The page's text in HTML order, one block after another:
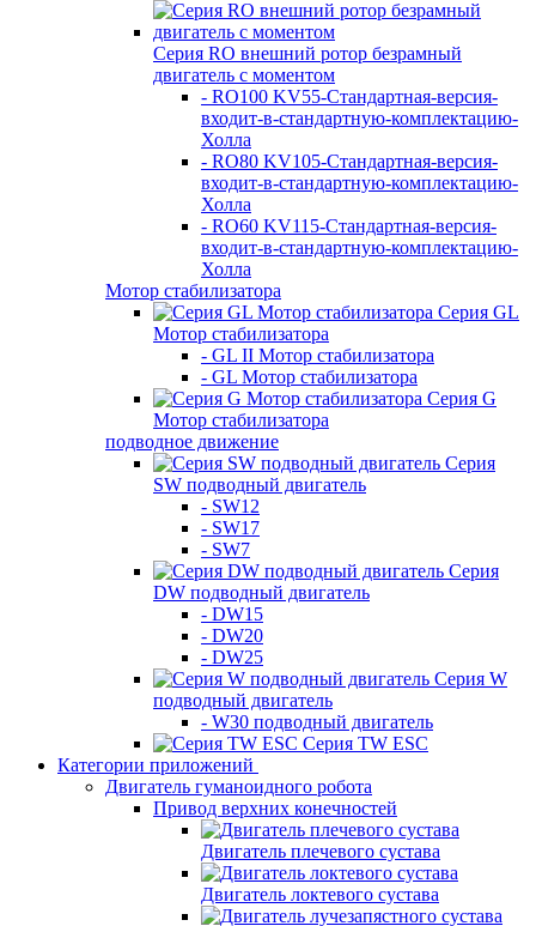
Серия RO внешний ротор безрамный
двигатель с моментом
- RO100 KV55-Стандартная-версия-
входит-в-стандартную-комплектацию-
Холла
- RO80 KV105-Стандартная-версия-
входит-в-стандартную-комплектацию-
Холла
- RO60 KV115-Стандартная-версия-
входит-в-стандартную-комплектацию-
Холла
Мотор стабилизатора
Серия GL
Мотор стабилизатора
- GL II Мотор стабилизатора
- GL Мотор стабилизатора
Серия G
Мотор стабилизатора
подводное движение
Серия
SW подводный двигатель
- SW12
- SW17
- SW7
Серия
DW подводный двигатель
- DW15
- DW20
- DW25
Серия W
подводный двигатель
- W30 подводный двигатель
Серия TW ESC
Категории приложений
Двигатель гуманоидного робота
Привод верхних конечностей
Двигатель плечевого сустава
Двигатель локтевого сустава